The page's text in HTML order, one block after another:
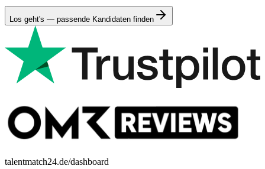
Los geht's — passende Kandidaten finden
talentmatch24.de/dashboard